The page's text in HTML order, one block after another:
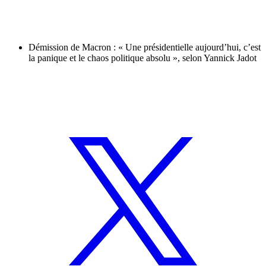
Démission de Macron : « Une présidentielle aujourd’hui, c’est
la panique et le chaos politique absolu », selon Yannick Jadot